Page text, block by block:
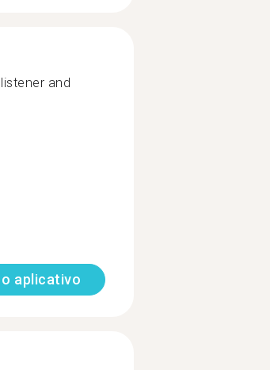
and
o aplicativo